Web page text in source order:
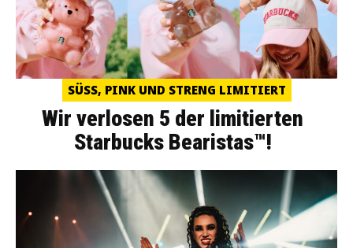
SÜSS, PINK UND STRENG LIMITIERT
Wir verlosen 5 der limitierten
Starbucks Bearistas™!